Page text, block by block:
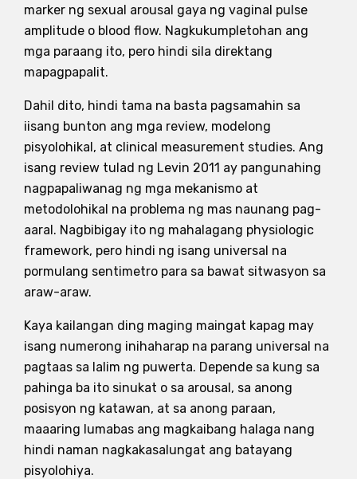
marker ng sexual arousal gaya ng vaginal pulse
amplitude o blood flow. Nagkukumpletohan ang
mga paraang ito, pero hindi sila direktang
mapagpapalit.
Dahil dito, hindi tama na basta pagsamahin sa
iisang bunton ang mga review, modelong
pisyolohikal, at clinical measurement studies. Ang
isang review tulad ng Levin 2011 ay pangunahing
nagpapaliwanag ng mga mekanismo at
metodolohikal na problema ng mas naunang pag-
aaral. Nagbibigay ito ng mahalagang physiologic
framework, pero hindi ng isang universal na
pormulang sentimetro para sa bawat sitwasyon sa
araw-araw.
Kaya kailangan ding maging maingat kapag may
isang numerong inihaharap na parang universal na
pagtaas sa lalim ng puwerta. Depende sa kung sa
pahinga ba ito sinukat o sa arousal, sa anong
posisyon ng katawan, at sa anong paraan,
maaaring lumabas ang magkaibang halaga nang
hindi naman nagkakasalungat ang batayang
pisyolohiya.